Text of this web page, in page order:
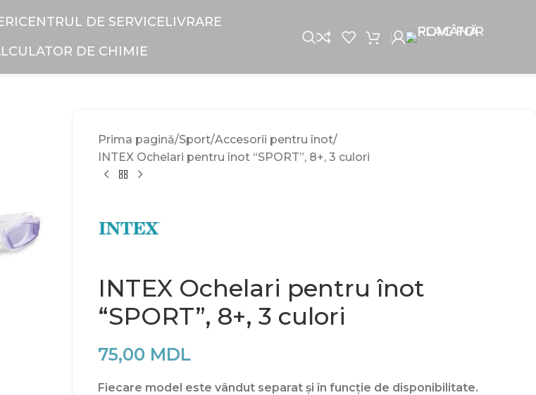
CENTRUL DE SERVICELIVRARE
DE CHIMIE
Prima pagină Sport Accesorii pentru înot
INTEX Ochelari pentru înot “SPORT”, 8+, 3 culori
INTEX Ochelari pentru înot
“SPORT”, 8+, 3 culori
75,00 MDL
Fiecare model este vândut separat și în funcție de disponibilitate.